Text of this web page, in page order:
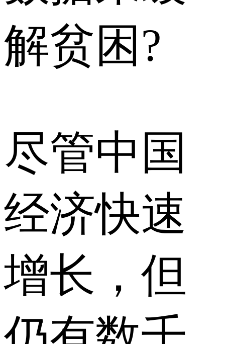
解贫困?
尽管中国
经济快速
增长，但